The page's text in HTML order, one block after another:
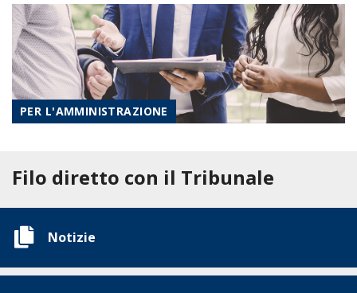
PER L'AMMINISTRAZIONE
Filo diretto con il Tribunale
Notizie